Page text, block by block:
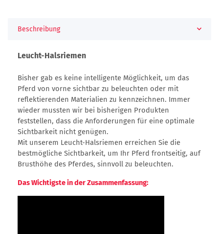
Beschreibung
Leucht-Halsriemen
Bisher gab es keine intelligente Möglichkeit, um das
Pferd von vorne sichtbar zu beleuchten oder mit
reflektierenden Materialien zu kennzeichnen. Immer
wieder mussten wir bei bisherigen Produkten
feststellen, dass die Anforderungen für eine optimale
Sichtbarkeit nicht genügen.
Mit unserem Leucht-Halsriemen erreichen Sie die
bestmögliche Sichtbarkeit, um Ihr Pferd frontseitig, auf
Brusthöhe des Pferdes, sinnvoll zu beleuchten.
Das Wichtigste in der Zusammenfassung: